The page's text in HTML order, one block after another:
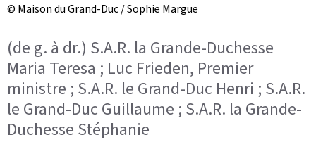
© Maison du Grand-Duc / Sophie Margue
(de g. à dr.) S.A.R. la Grande-Duchesse
Maria Teresa ; Luc Frieden, Premier
ministre ; S.A.R. le Grand-Duc Henri ; S.A.R.
le Grand-Duc Guillaume ; S.A.R. la Grande-
Duchesse Stéphanie